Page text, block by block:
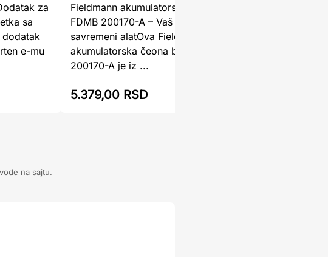
za
sa
dodatak
e-mu
Fieldmann akumulatorska čeona brusilica
FDMB 200170-A – Vaš nezamenljivi
savremeni alatOva Fieldmann
akumulatorska čeona brusilica FDMB
200170-A je iz ...
5.379,00 RSD
na sajtu.